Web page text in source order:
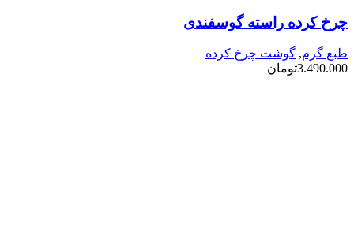
مختلفی
باشد.
گزینه
چرخ کرده راسته گوسفندی
طبع گرم, گوشت چرخ کرده
3.490.000تومان